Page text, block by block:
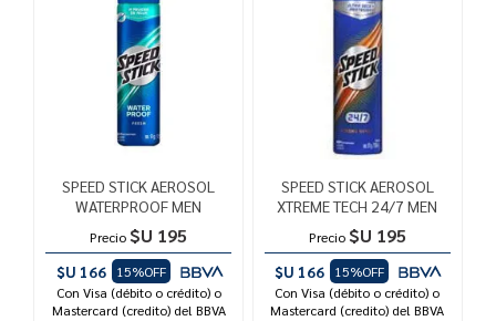
SPEED STICK AEROSOL
WATERPROOF MEN
Precio $U 195
$U 166
15%OFF
Con Visa (débito o crédito) o
Mastercard (credito) del BBVA
SPEED STICK AEROSOL
XTREME TECH 24/7 MEN
Precio $U 195
$U 166
15%OFF
Con Visa (débito o crédito) o
Mastercard (credito) del BBVA